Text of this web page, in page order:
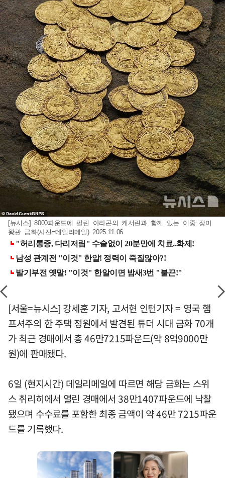
[뉴시스] 8000파운드에 팔린 아라곤의 캐서린과 함께 있는 이중 장미
왕관 금화(사진=데일리메일) 2025.11.06.
[서울=뉴시스] 강세훈 기자, 고서현 인턴기자 = 영국 햄
프셔주의 한 주택 정원에서 발견된 튜더 시대 금화 70개
가 최근 경매에서 총 46만7215파운드(약 8억9000만
원)에 판매됐다.
6일 (현지시간) 데일리메일에 따르면 해당 금화는 스위
스 취리히에서 열린 경매에서 38만1407파운드에 낙찰
됐으며 수수료를 포함한 최종 금액이 약 46만 7215파운
드를 기록했다.